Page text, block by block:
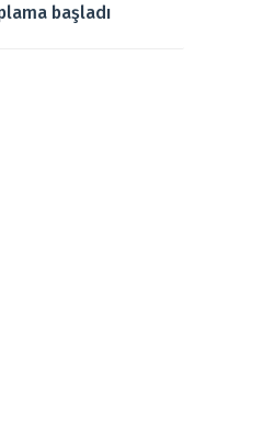
başladı